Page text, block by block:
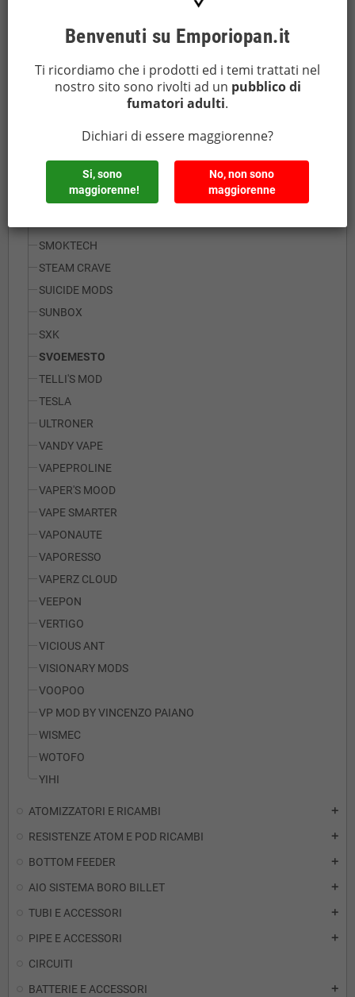
JUSTFOG
KOGUOVAPE
LIMELIGHT
MOD MAKER
PIONEER4YOU IPV
SKNKWORK
SMOKTECH
STEAM CRAVE
SUICIDE MODS
SUNBOX
SXK
SVOEMESTO
TELLI'S MOD
TESLA
ULTRONER
VANDY VAPE
VAPEPROLINE
VAPER'S MOOD
VAPE SMARTER
VAPONAUTE
VAPORESSO
VAPERZ CLOUD
VEEPON
VERTIGO
VICIOUS ANT
VISIONARY MODS
VOOPOO
VP MOD BY VINCENZO PAIANO
WISMEC
WOTOFO
YIHI
ATOMIZZATORI E RICAMBI add
RESISTENZE ATOM E POD RICAMBI add
BOTTOM FEEDER add
AIO SISTEMA BORO BILLET add
TUBI E ACCESSORI add
PIPE E ACCESSORI add
CIRCUITI
BATTERIE E ACCESSORI
add
Benvenuti su Emporiopan.it
Ti ricordiamo che i prodotti ed i temi trattati nel
nostro sito sono rivolti ad un pubblico di
fumatori adulti.
Dichiari di essere maggiorenne?
Si, sono
maggiorenne!
No, non sono
maggiorenne